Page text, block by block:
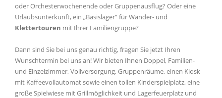
oder Orchesterwochenende oder Gruppenausflug? Oder eine
Urlaubsunterkunft, ein „Basislager“ für Wander- und
Klettertouren mit Ihrer Familiengruppe?
Dann sind Sie bei uns genau richtig, fragen Sie jetzt Ihren
Wunschtermin bei uns an! Wir bieten Ihnen Doppel, Familien-
und Einzelzimmer, Vollversorgung, Gruppenräume, einen Kiosk
mit Kaffeevollautomat sowie einen tollen Kinderspielplatz, eine
große Spielwiese mit Grillmöglichkeit und Lagerfeuerplatz und